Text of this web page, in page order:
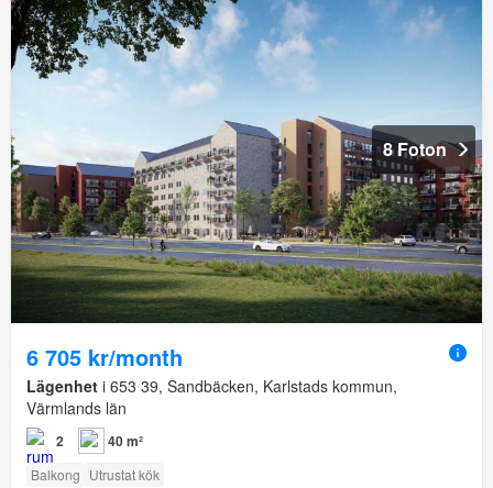
8 Foton
6 705 kr/month
Lägenhet i 653 39, Sandbäcken, Karlstads kommun,
Värmlands län
2 40 m²
Balkong Utrustat kök